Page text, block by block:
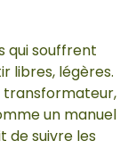
qui souffrent
libres, légères.
transformateur,
un manuel
de suivre les